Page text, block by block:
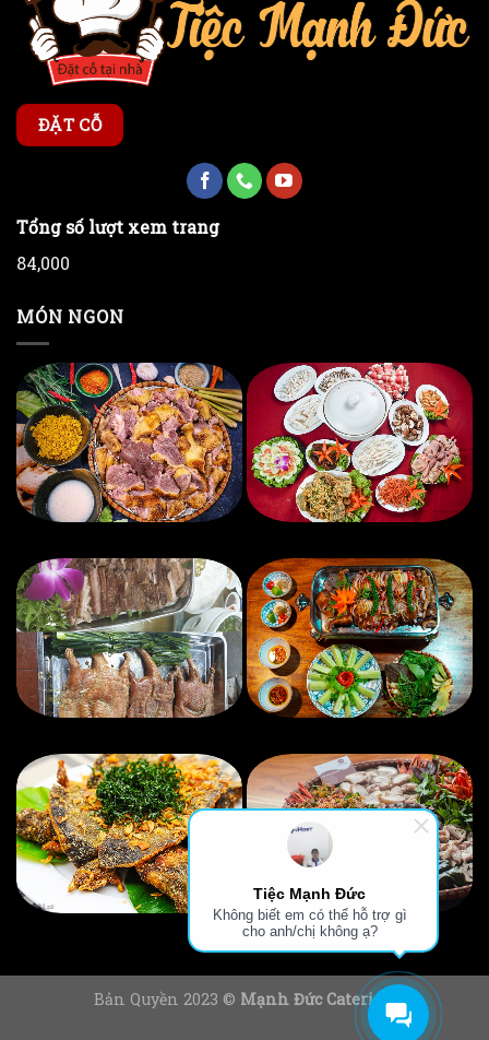
ĐẶT CỖ
Tổng số lượt xem trang
84,000
MÓN NGON
Bản Quyền 2023 © Mạnh Đức Catering
Tiệc Mạnh Đức
Không biết em có thể hỗ trợ gì
cho anh/chị không ạ?